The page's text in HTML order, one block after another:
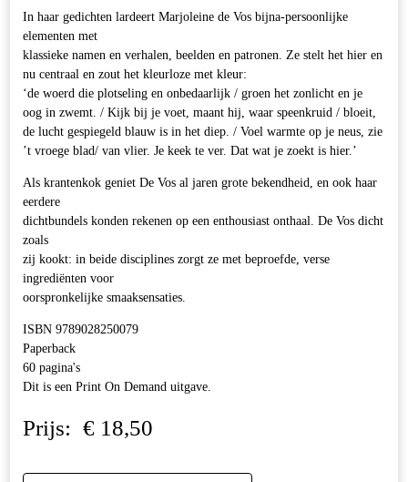
In haar gedichten lardeert Marjoleine de Vos bijna-persoonlijke
elementen met
klassieke namen en verhalen, beelden en patronen. Ze stelt het hier en
nu centraal en zout het kleurloze met kleur:
‘de woerd die plotseling en onbedaarlijk / groen het zonlicht en je
oog in zwemt. / Kijk bij je voet, maant hij, waar speenkruid / bloeit,
de lucht gespiegeld blauw is in het diep. / Voel warmte op je neus, zie
’t vroege blad/ van vlier. Je keek te ver. Dat wat je zoekt is hier.’
Als krantenkok geniet De Vos al jaren grote bekendheid, en ook haar
eerdere
dichtbundels konden rekenen op een enthousiast onthaal. De Vos dicht
zoals
zij kookt: in beide disciplines zorgt ze met beproefde, verse
ingrediënten voor
oorspronkelijke smaaksensaties.
ISBN 9789028250079
Paperback
60 pagina's
Dit is een Print On Demand uitgave.
Prijs: €18,50